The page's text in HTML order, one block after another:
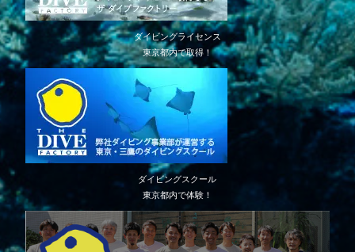
ダイビングライセンス
東京都内で取得！
ダイビングスクール
東京都内で体験！